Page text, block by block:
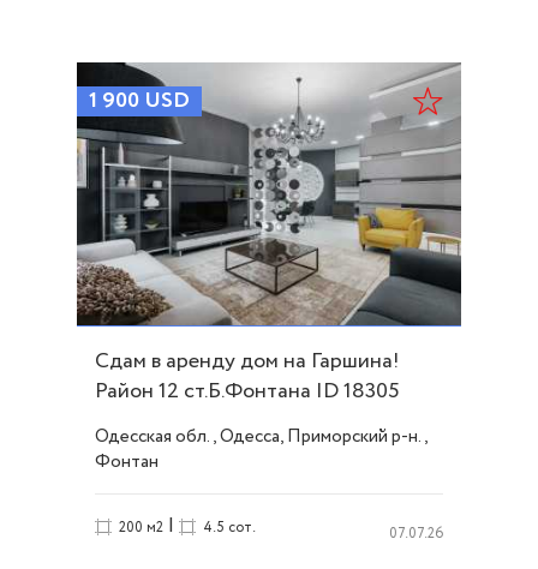
1 900 USD
Сдам в аренду дом на Гаршина!
Район 12 ст.Б.Фонтана ID 18305
Одесская обл., Одесса, Приморский р-н.,
Фонтан
200 м2 | 4.5 сот. 07.07.26